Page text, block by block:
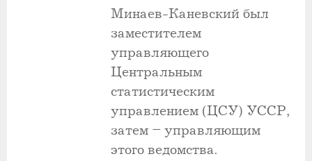
Минаев-Каневский был
заместителем
управляющего
Центральным
статистическим
управлением (ЦСУ) УССР,
затем – управляющим
этого ведомства.